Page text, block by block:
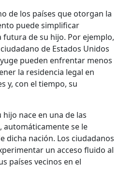
de los países que otorgan la
puede simplificar
de su hijo. Por ejemplo,
de Estados Unidos
pueden enfrentar menos
la residencia legal en
y, con el tiempo, su
nace en una de las
automáticamente se le
dicha nación. Los ciudadanos
un acceso fluido al
países vecinos en el